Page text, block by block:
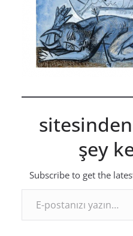
şey
Subscribe to get the
E-postanızı yazın…